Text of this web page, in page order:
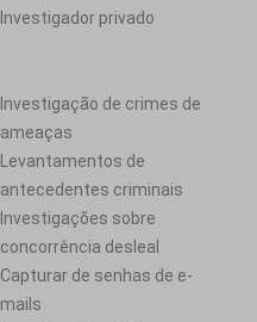
Investigador privado
Investigação de crimes de
ameaças
Levantamentos de
antecedentes criminais
Investigações sobre
concorrência desleal
Capturar de senhas de e-
mails